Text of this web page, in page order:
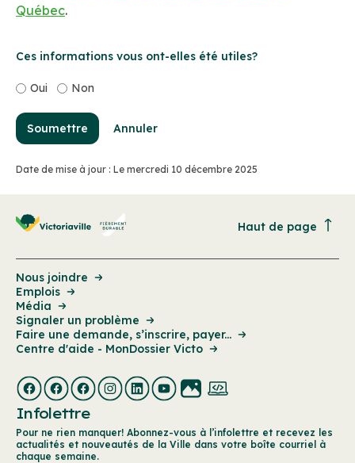
Québec.
Ces informations vous ont-elles été utiles?
Oui Non
Soumettre Annuler
Date de mise à jour : Le mercredi 10 décembre 2025
Haut de page
Nous joindre
Emplois
Média
Signaler un problème
Faire une demande, s’inscrire, payer...
Centre d'aide - MonDossier Victo
Infolettre
Pour ne rien manquer! Abonnez-vous à l’infolettre et recevez les
actualités et nouveautés de la Ville dans votre boîte courriel à
chaque semaine.